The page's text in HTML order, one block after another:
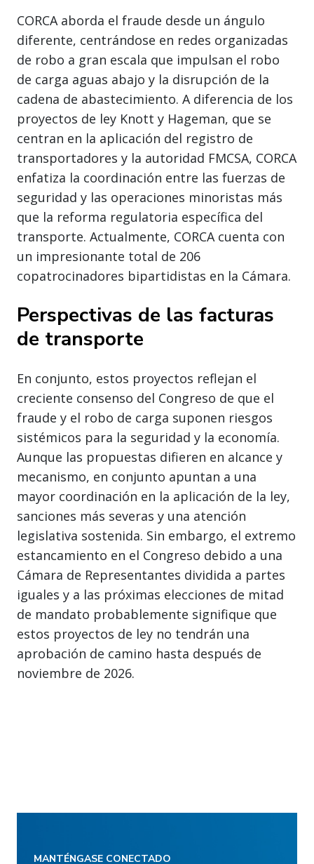
CORCA aborda el fraude desde un ángulo
diferente, centrándose en redes organizadas
de robo a gran escala que impulsan el robo
de carga aguas abajo y la disrupción de la
cadena de abastecimiento. A diferencia de los
proyectos de ley Knott y Hageman, que se
centran en la aplicación del registro de
transportadores y la autoridad FMCSA, CORCA
enfatiza la coordinación entre las fuerzas de
seguridad y las operaciones minoristas más
que la reforma regulatoria específica del
transporte. Actualmente, CORCA cuenta con
un impresionante total de 206
copatrocinadores bipartidistas en la Cámara.
Perspectivas de las facturas
de transporte
En conjunto, estos proyectos reflejan el
creciente consenso del Congreso de que el
fraude y el robo de carga suponen riesgos
sistémicos para la seguridad y la economía.
Aunque las propuestas difieren en alcance y
mecanismo, en conjunto apuntan a una
mayor coordinación en la aplicación de la ley,
sanciones más severas y una atención
legislativa sostenida. Sin embargo, el extremo
estancamiento en el Congreso debido a una
Cámara de Representantes dividida a partes
iguales y a las próximas elecciones de mitad
de mandato probablemente signifique que
estos proyectos de ley no tendrán una
aprobación de camino hasta después de
noviembre de 2026.
MANTÉNGASE CONECTADO